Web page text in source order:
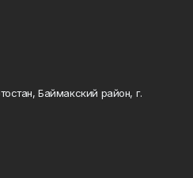
Баймакский район, г.